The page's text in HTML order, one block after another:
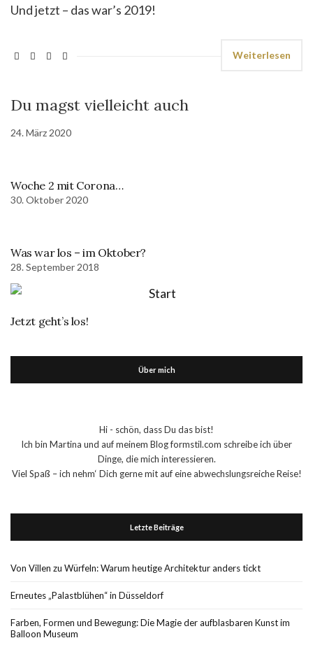
Und jetzt – das war’s 2019!
Weiterlesen
Du magst vielleicht auch
24. März 2020
Woche 2 mit Corona…
30. Oktober 2020
Was war los – im Oktober?
28. September 2018
Jetzt geht’s los!
Über mich
Hi - schön, dass Du das bist!
Ich bin Martina und auf meinem Blog formstil.com schreibe ich über
Dinge, die mich interessieren.
Viel Spaß – ich nehm‘ Dich gerne mit auf eine abwechslungsreiche Reise!
Letzte Beiträge
Von Villen zu Würfeln: Warum heutige Architektur anders tickt
Erneutes „Palastblühen“ in Düsseldorf
Farben, Formen und Bewegung: Die Magie der aufblasbaren Kunst im
Balloon Museum